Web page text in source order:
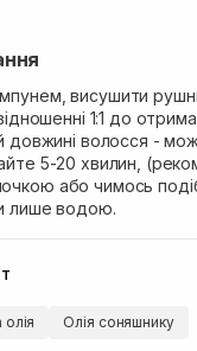
висушити
1:1 до
довжині волосся -
5-20 хвилин,
або чимось
лише водою.
Олія соняшнику